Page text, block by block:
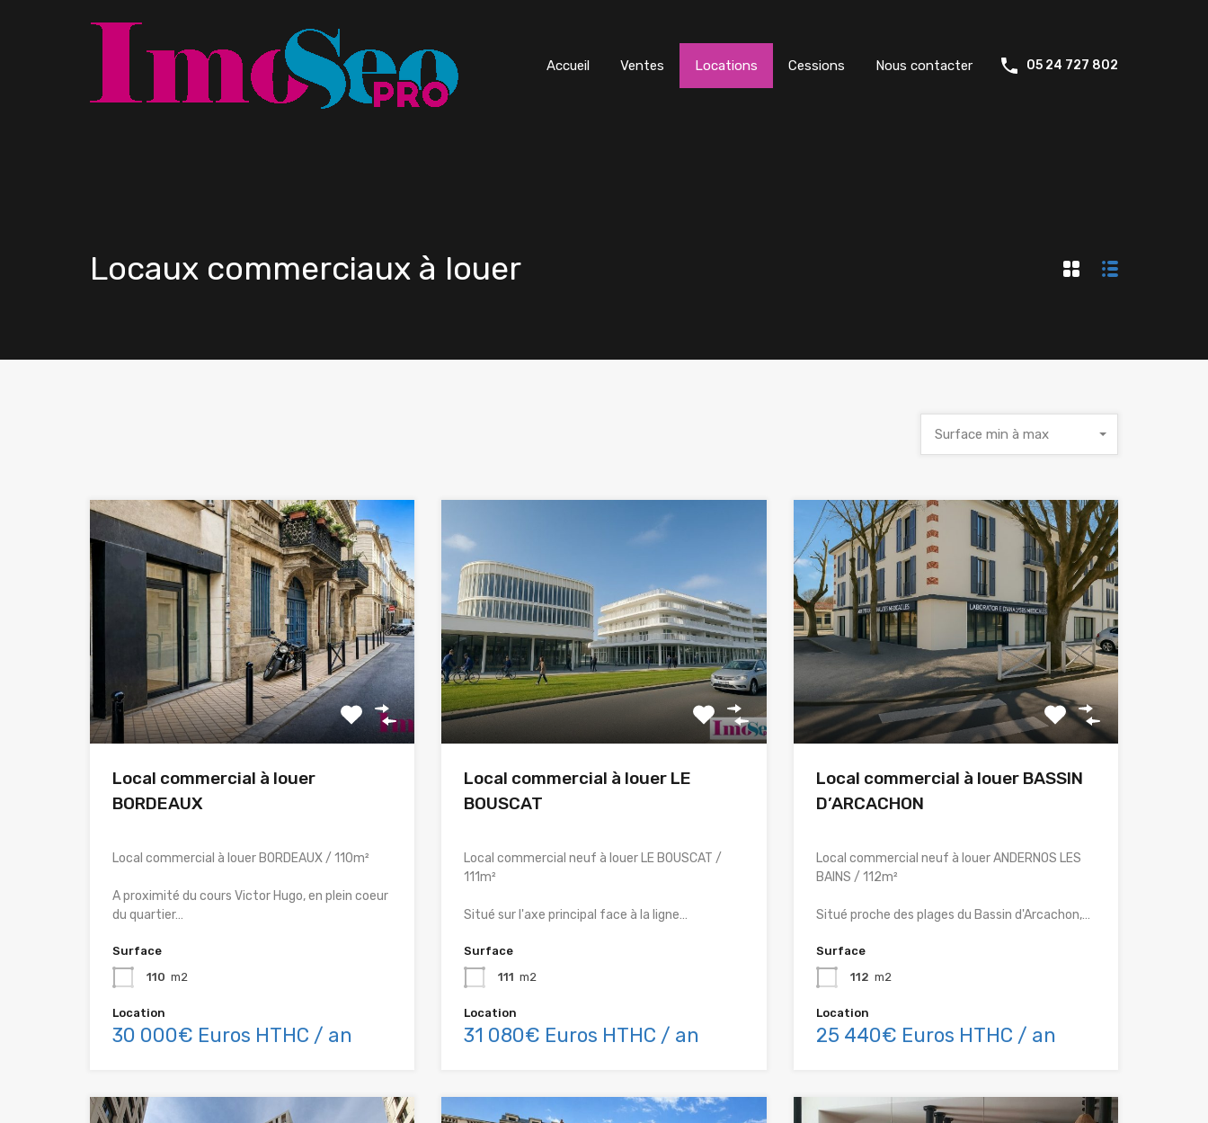
Accueil Ventes Locations Cessions Nous contacter 05 24 727 802
Locaux commerciaux à louer
Surface min à max
Local commercial à louer
BORDEAUX
Local commercial à louer BORDEAUX / 110m²
A proximité du cours Victor Hugo, en plein coeur
du quartier…
Surface
110 m2
Location
30 000€ Euros HTHC / an
Local commercial à louer LE
BOUSCAT
Local commercial neuf à louer LE BOUSCAT /
111m²
Situé sur l'axe principal face à la ligne…
Surface
111 m2
Location
31 080€ Euros HTHC / an
Local commercial à louer BASSIN
D’ARCACHON
Local commercial neuf à louer ANDERNOS LES
BAINS / 112m²
Situé proche des plages du Bassin d'Arcachon,…
Surface
112 m2
Location
25 440€ Euros HTHC / an